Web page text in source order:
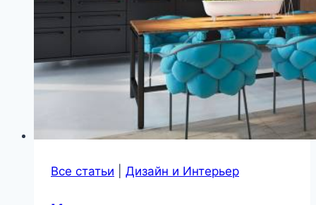
Все статьи Дизайн и Интерьер